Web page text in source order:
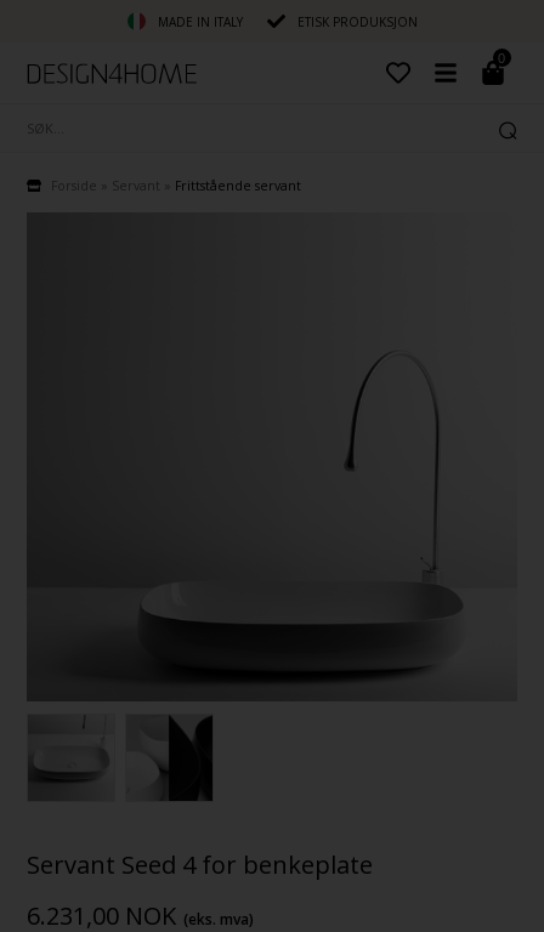
MADE IN ITALY ETISK PRODUKSJON
0
Forside Servant Frittstående servant
Servant Seed 4 for benkeplate
6.231,00 NOK (eks. mva)